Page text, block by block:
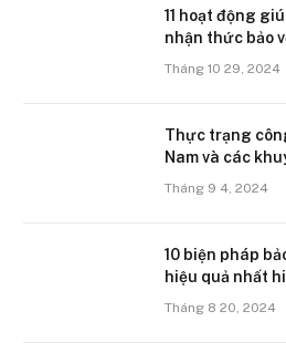
11 hoạt động
nhận thức bảo
Tháng 10 29, 2024
Thực trạng
Nam và các
Tháng 9 4, 2024
10 biện pháp
hiệu quả nhất
Tháng 8 20, 2024